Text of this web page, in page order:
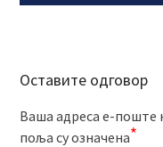
Оставите одговор
Ваша адреса е-поште
поља су означена*